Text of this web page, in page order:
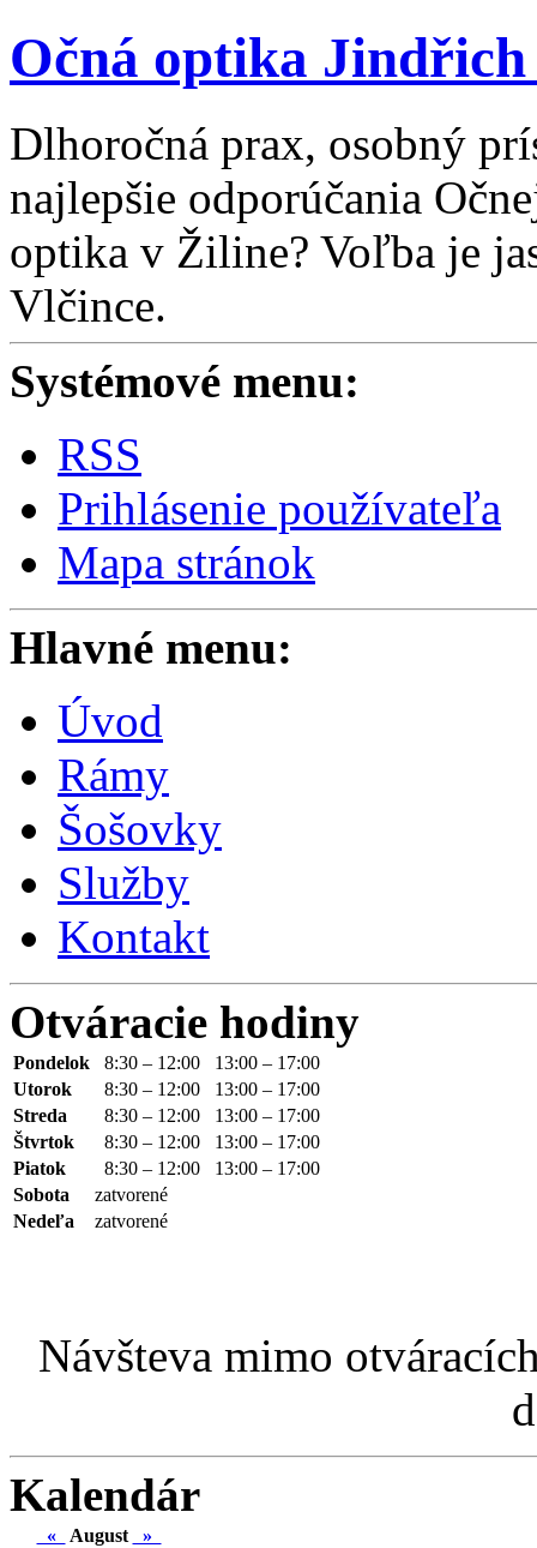
Očná optika
Dlhoročná prax, osobný
najlepšie odporúčania
optika v Žiline? Voľba je
Vlčince.
Systémové menu:
RSS
Prihlásenie používateľa
Mapa stránok
Hlavné menu:
Úvod
Rámy
Šošovky
Služby
Kontakt
Otváracie hodiny
Pondelok 8:30 – 12:00
13:00 – 17:00
Utorok
8:30 – 12:00
13:00 – 17:00
Streda
8:30 – 12:00
13:00 – 17:00
Štvrtok
8:30 – 12:00
13:00 – 17:00
Piatok
8:30 – 12:00
13:00 – 17:00
Sobota
zatvorené
Nedeľa
zatvorené
Návšteva mimo
Kalendár
« August
»